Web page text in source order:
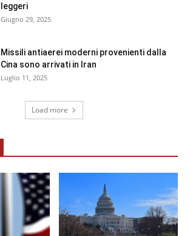
leggeri
Giugno 29, 2025
Missili antiaerei moderni provenienti dalla
Cina sono arrivati in Iran
Luglio 11, 2025
Load more